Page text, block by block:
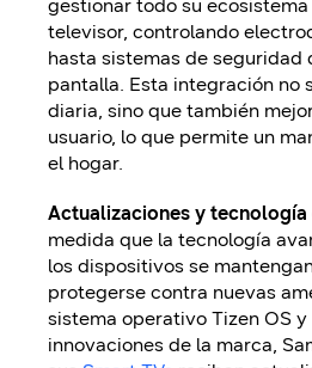
gestionar todo su
televisor, controlando
hasta sistemas de seguridad
pantalla. Esta integración no
diaria, sino que también
usuario, lo que permite un
el hogar.
Actualizaciones y tecnología
medida que la tecnología
los dispositivos se
protegerse contra nuevas
sistema operativo Tizen OS
innovaciones de la marca,